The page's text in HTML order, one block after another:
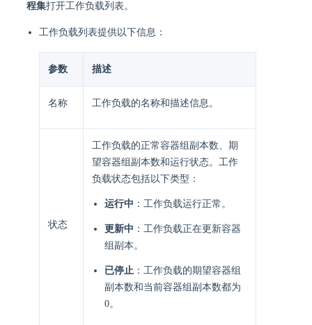
程集打开工作负载列表。
工作负载列表提供以下信息：
参数 描述
名称 工作负载的名称和描述信息。
状态
工作负载的正常容器组副本数、期
望容器组副本数和运行状态。工作
负载状态包括以下类型：
运行中 ：工作负载运行正常。
更新中 ：工作负载正在更新容器
组副本。
已停止 ：工作负载的期望容器组
副本数和当前容器组副本数都为
0。